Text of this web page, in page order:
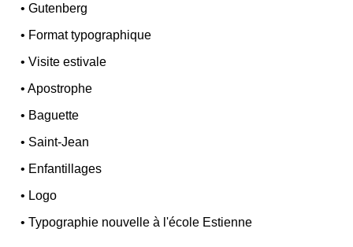
•Gutenberg
• Format typographique
•Visite estivale
•Apostrophe
• Baguette
• Saint-Jean
• Enfantillages
• Logo
•Typographie nouvelle à l'école Estienne